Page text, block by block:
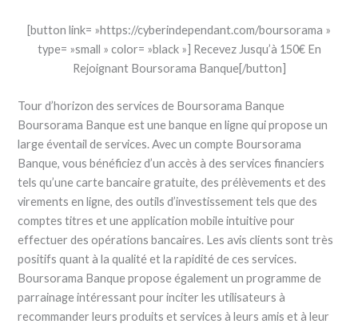
[button link= »https://cyberindependant.com/boursorama »
type= »small » color= »black »] Recevez Jusqu’à 150€ En
Rejoignant Boursorama Banque[/button]
Tour d’horizon des services de Boursorama Banque
Boursorama Banque est une banque en ligne qui propose un
large éventail de services. Avec un compte Boursorama
Banque, vous bénéficiez d’un accès à des services financiers
tels qu’une carte bancaire gratuite, des prélèvements et des
virements en ligne, des outils d’investissement tels que des
comptes titres et une application mobile intuitive pour
effectuer des opérations bancaires. Les avis clients sont très
positifs quant à la qualité et la rapidité de ces services.
Boursorama Banque propose également un programme de
parrainage intéressant pour inciter les utilisateurs à
recommander leurs produits et services à leurs amis et à leur